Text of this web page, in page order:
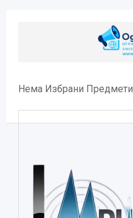
Нема Избрани Предмети